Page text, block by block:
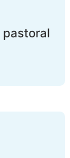
pastoral